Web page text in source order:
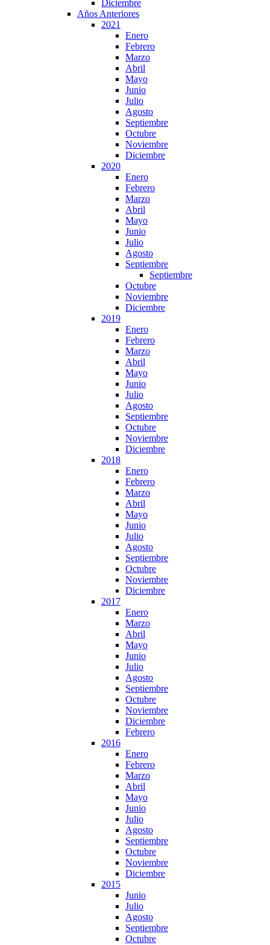
Diciembre
Años Anteriores
2021
Enero
Febrero
Marzo
Abril
Mayo
Junio
Julio
Agosto
Septiembre
Octubre
Noviembre
Diciembre
2020
Enero
Febrero
Marzo
Abril
Mayo
Junio
Julio
Agosto
Septiembre
Septiembre
Octubre
Noviembre
Diciembre
2019
Enero
Febrero
Marzo
Abril
Mayo
Junio
Julio
Agosto
Septiembre
Octubre
Noviembre
Diciembre
2018
Enero
Febrero
Marzo
Abril
Mayo
Junio
Julio
Agosto
Septiembre
Octubre
Noviembre
Diciembre
2017
Enero
Marzo
Abril
Mayo
Junio
Julio
Agosto
Septiembre
Octubre
Noviembre
Diciembre
Febrero
2016
Enero
Febrero
Marzo
Abril
Mayo
Junio
Julio
Agosto
Septiembre
Octubre
Noviembre
Diciembre
2015
Junio
Julio
Agosto
Septiembre
Octubre